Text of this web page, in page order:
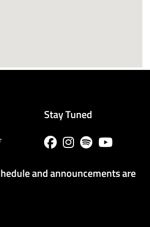
Stay Tuned
and announcements are